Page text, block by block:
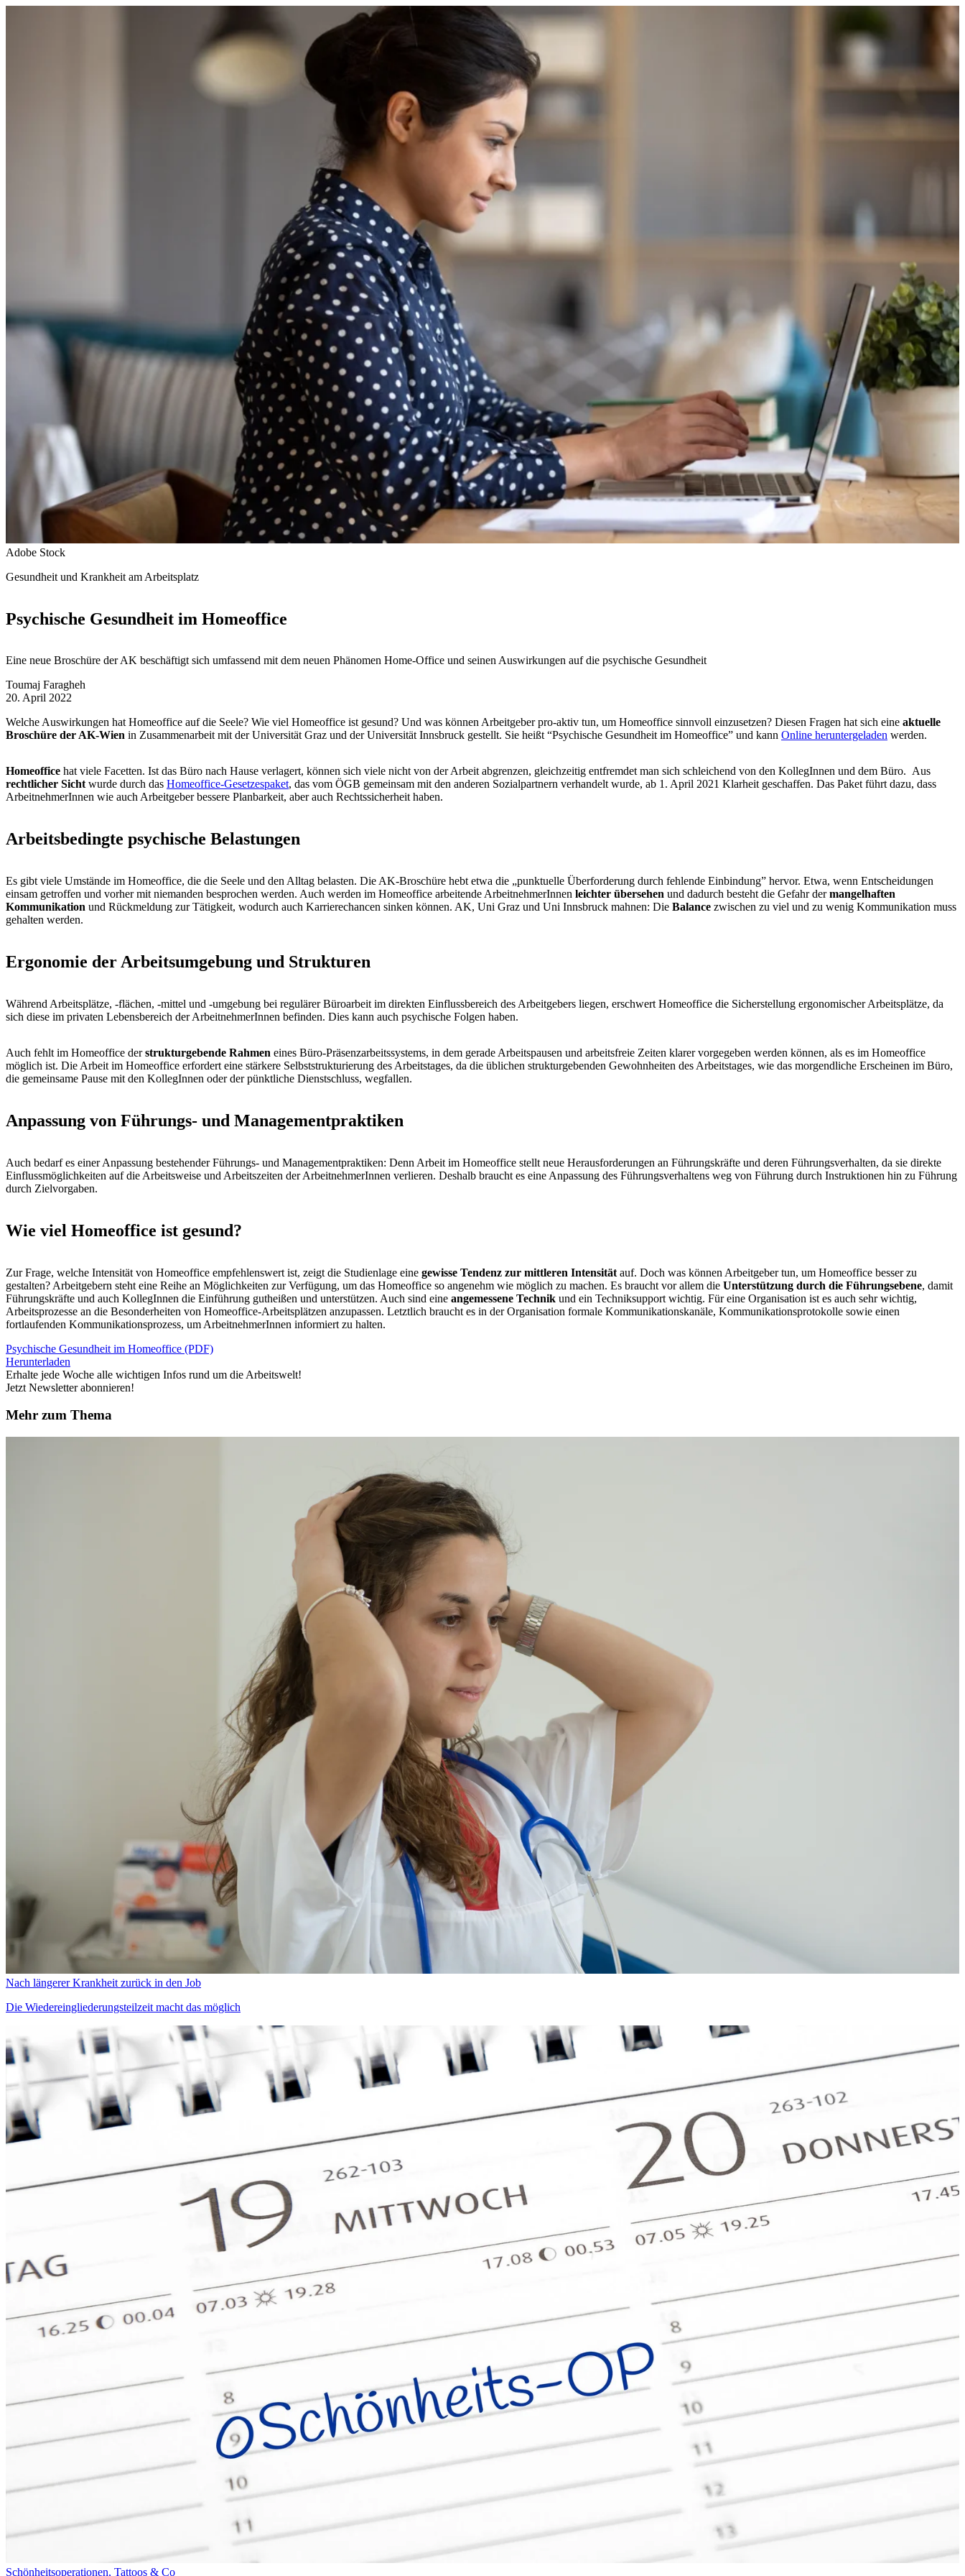
Adobe Stock
Gesundheit und Krankheit am Arbeitsplatz
Psychische Gesundheit im Homeoffice
Eine neue Broschüre der AK beschäftigt sich umfassend mit dem neuen Phänomen Home-Office und seinen Auswirkungen auf die psychische Gesundheit
Toumaj Faragheh
20. April 2022
Welche Auswirkungen hat Homeoffice auf die Seele? Wie viel Homeoffice ist gesund? Und was können Arbeitgeber pro-aktiv tun, um Homeoffice sinnvoll einzusetzen? Diesen Fragen hat sich eine aktuelle
Broschüre der AK-Wien in Zusammenarbeit mit der Universität Graz und der Universität Innsbruck gestellt. Sie heißt “Psychische Gesundheit im Homeoffice” und kann Online heruntergeladen werden.
Homeoffice hat viele Facetten. Ist das Büro nach Hause verlagert, können sich viele nicht von der Arbeit abgrenzen, gleichzeitig entfremdet man sich schleichend von den KollegInnen und dem Büro. Aus
rechtlicher Sichtwurde durch das Homeoffice-Gesetzespaket, das vom ÖGB gemeinsam mit den anderen Sozialpartnern verhandelt wurde, ab 1. April 2021 Klarheit geschaffen. Das Paket führt dazu, dass
ArbeitnehmerInnen wie auch Arbeitgeber bessere Planbarkeit, aber auch Rechtssicherheit haben.
Arbeitsbedingte psychische Belastungen
Es gibt viele Umstände im Homeoffice, die die Seele und den Alltag belasten. Die AK-Broschüre hebt etwa die „punktuelle Überforderung durch fehlende Einbindung” hervor. Etwa, wenn Entscheidungen
einsam getroffen und vorher mit niemanden besprochen werden. Auch werden im Homeoffice arbeitende ArbeitnehmerInnen leichter übersehen und dadurch besteht die Gefahr dermangelhaften
Kommunikation und Rückmeldung zur Tätigkeit, wodurch auch Karrierechancen sinken können. AK, Uni Graz und Uni Innsbruck mahnen: Die Balance zwischen zu viel und zu wenig Kommunikation muss
gehalten werden.
Ergonomie der Arbeitsumgebung und Strukturen
Während Arbeitsplätze, -flächen, -mittel und -umgebung bei regulärer Büroarbeit im direkten Einflussbereich des Arbeitgebers liegen, erschwert Homeoffice die Sicherstellung ergonomischer Arbeitsplätze, da
sich diese im privaten Lebensbereich der ArbeitnehmerInnen befinden. Dies kann auch psychische Folgen haben.
Auch fehlt im Homeoffice derstrukturgebende Rahmen eines Büro-Präsenzarbeitssystems, in dem gerade Arbeitspausen und arbeitsfreie Zeiten klarer vorgegeben werden können, als es im Homeoffice
möglich ist. Die Arbeit im Homeoffice erfordert eine stärkere Selbststrukturierung des Arbeitstages, da die üblichen strukturgebenden Gewohnheiten des Arbeitstages, wie das morgendliche Erscheinen im Büro,
die gemeinsame Pause mit den KollegInnen oder der pünktliche Dienstschluss, wegfallen.
Anpassung von Führungs- und Managementpraktiken
Auch bedarf es einer Anpassung bestehender Führungs- und Managementpraktiken: Denn Arbeit im Homeoffice stellt neue Herausforderungen an Führungskräfte und deren Führungsverhalten, da sie direkte
Einflussmöglichkeiten auf die Arbeitsweise und Arbeitszeiten der ArbeitnehmerInnen verlieren. Deshalb braucht es eine Anpassung des Führungsverhaltens weg von Führung durch Instruktionen hin zu Führung
durch Zielvorgaben.
Wie viel Homeoffice ist gesund?
Zur Frage, welche Intensität von Homeoffice empfehlenswert ist, zeigt die Studienlage eine gewisse Tendenz zur mittleren Intensität auf. Doch was können Arbeitgeber tun, um Homeoffice besser zu
gestalten? Arbeitgebern steht eine Reihe an Möglichkeiten zur Verfügung, um das Homeoffice so angenehm wie möglich zu machen. Es braucht vor allem die Unterstützung durch die Führungsebene, damit
Führungskräfte und auch KollegInnen die Einführung gutheißen und unterstützen. Auch sind eine angemessene Technik und ein Techniksupport wichtig. Für eine Organisation ist es auch sehr wichtig,
Arbeitsprozesse an die Besonderheiten von Homeoffice-Arbeitsplätzen anzupassen. Letztlich braucht es in der Organisation formale Kommunikationskanäle, Kommunikationsprotokolle sowie einen
fortlaufenden Kommunikationsprozess, um ArbeitnehmerInnen informiert zu halten.
Psychische Gesundheit im Homeoffice (PDF)
Herunterladen
Erhalte jede Woche alle wichtigen Infos rund um die Arbeitswelt!
Jetzt Newsletter abonnieren!
Mehr zum Thema
Nach längerer Krankheit zurück in den Job
Die Wiedereingliederungsteilzeit macht das möglich
Schönheitsoperationen, Tattoos & Co